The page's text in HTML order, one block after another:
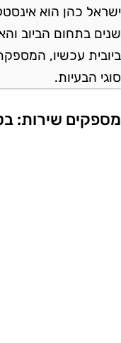
בתחום הביוב
עכשיו,
הבעיות.
שירות: